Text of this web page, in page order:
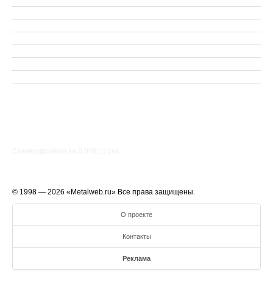
© 1998 — 2026 «Metalweb.ru» Все права защищены.
О проекте
Контакты
Реклама